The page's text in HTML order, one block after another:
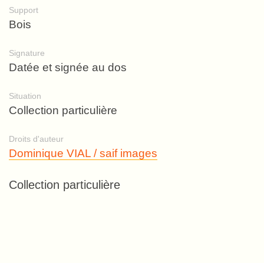
Support
Bois
Signature
Datée et signée au dos
Situation
Collection particulière
Droits d'auteur
Dominique VIAL / saif images
Collection particulière